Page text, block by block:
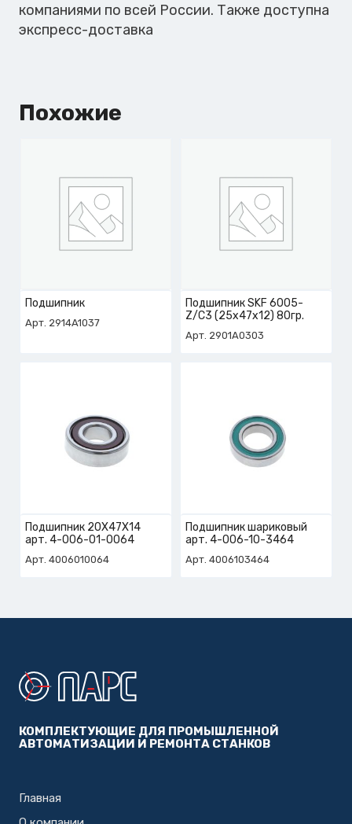
компаниями по всей России. Также доступна
экспресс-доставка
Похожие
Подшипник
Арт. 2914A1037
Подшипник SKF 6005-
Z/C3 (25x47x12) 80гр.
Арт. 2901A0303
Подшипник 20X47X14
арт. 4-006-01-0064
Арт. 4006010064
Подшипник шариковый
арт. 4-006-10-3464
Арт. 4006103464
КОМПЛЕКТУЮЩИЕ ДЛЯ ПРОМЫШЛЕННОЙ
АВТОМАТИЗАЦИИ И РЕМОНТА СТАНКОВ
Главная